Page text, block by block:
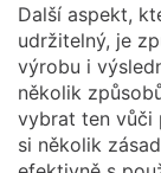
Další aspekt,
udržitelný, je
výrobu i
několik
vybrat ten vůči
si několik